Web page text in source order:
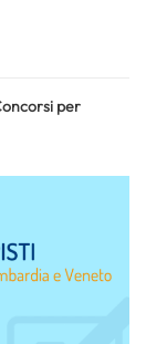
per